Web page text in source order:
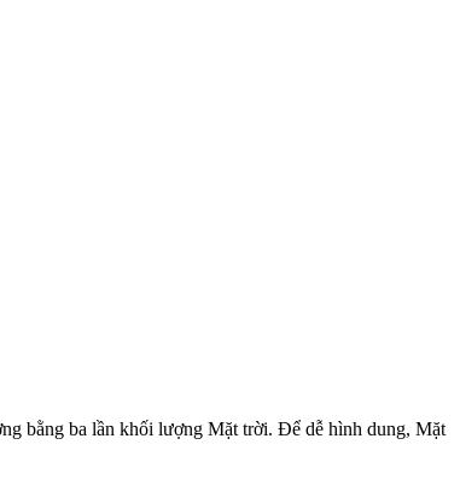
bằng ba lần khối lượng Mặt trời. Để dễ hình dung, Mặt